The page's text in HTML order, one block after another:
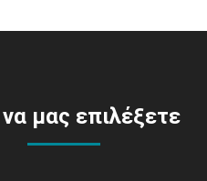
να μας επιλέξετε